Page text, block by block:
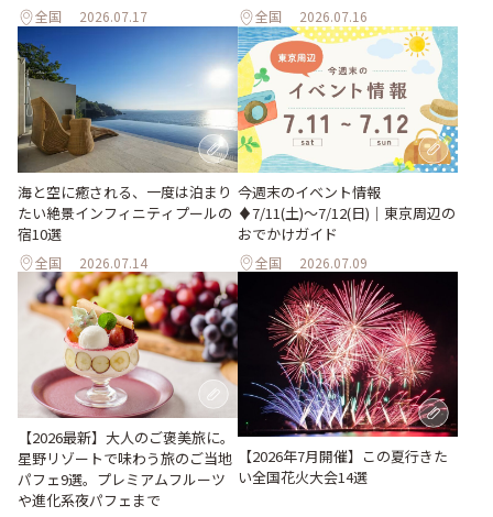
全国 2026.07.17 全国 2026.07.16
海と空に癒される、一度は泊まり
たい絶景インフィニティプールの
宿10選
全国 2026.07.14
今週末のイベント情報
♦︎7/11(土)〜7/12(日)｜東京周辺の
おでかけガイド
全国 2026.07.09
【2026最新】大人のご褒美旅に。
星野リゾートで味わう旅のご当地
パフェ9選。プレミアムフルーツ
や進化系夜パフェまで
【2026年7月開催】この夏行きた
い全国花火大会14選